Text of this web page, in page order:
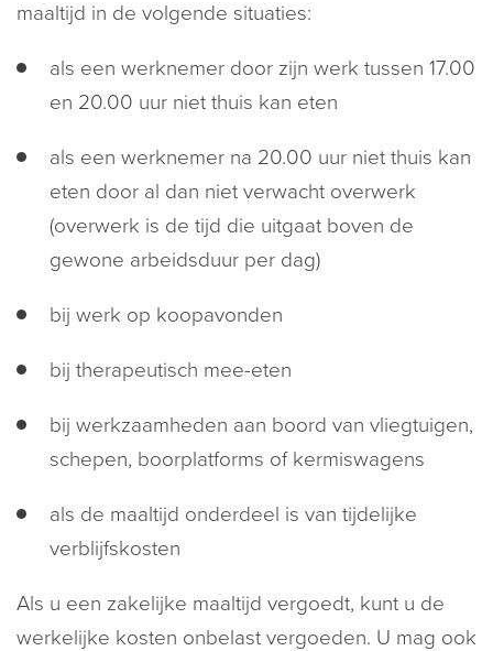
maaltijd in de volgende situaties:
als een werknemer door zijn werk tussen 17.00
en 20.00 uur niet thuis kan eten
als een werknemer na 20.00 uur niet thuis kan
eten door al dan niet verwacht overwerk
(overwerk is de tijd die uitgaat boven de
gewone arbeidsduur per dag)
bij werk op koopavonden
bij therapeutisch mee-eten
bij werkzaamheden aan boord van vliegtuigen,
schepen, boorplatforms of kermiswagens
als de maaltijd onderdeel is van tijdelijke
verblijfskosten
Als u een zakelijke maaltijd vergoedt, kunt u de
werkelijke kosten onbelast vergoeden. U mag ook